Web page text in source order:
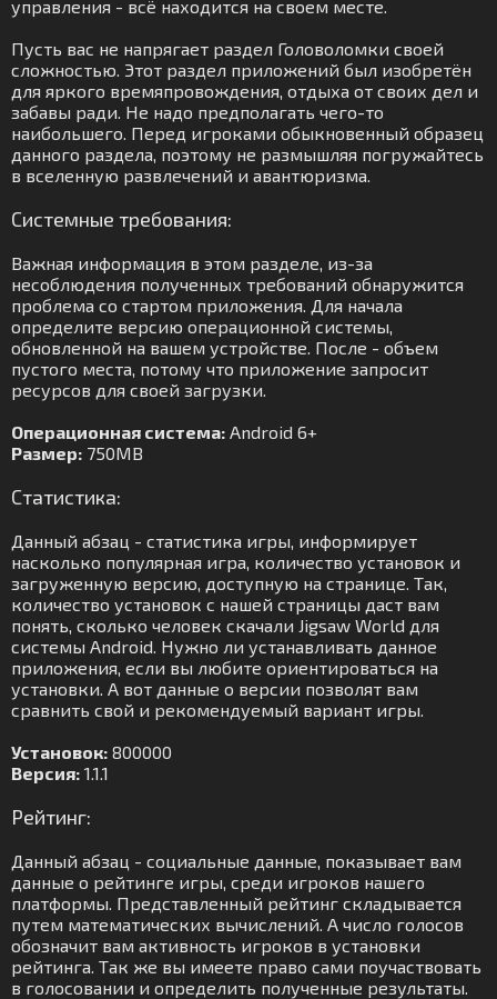
управления - всё находится на своем месте.
Пусть вас не напрягает раздел Головоломки своей
сложностью. Этот раздел приложений был изобретён
для яркого времяпровождения, отдыха от своих дел и
забавы ради. Не надо предполагать чего-то
наибольшего. Перед игроками обыкновенный образец
данного раздела, поэтому не размышляя погружайтесь
в вселенную развлечений и авантюризма.
Системные требования:
Важная информация в этом разделе, из-за
несоблюдения полученных требований обнаружится
проблема со стартом приложения. Для начала
определите версию операционной системы,
обновленной на вашем устройстве. После - объем
пустого места, потому что приложение запросит
ресурсов для своей загрузки.
Операционная система: Android 6+
Размер: 750MB
Статистика:
Данный абзац - статистика игры, информирует
насколько популярная игра, количество установок и
загруженную версию, доступную на странице. Так,
количество установок с нашей страницы даст вам
понять, сколько человек скачали Jigsaw World для
системы Android. Нужно ли устанавливать данное
приложения, если вы любите ориентироваться на
установки. А вот данные о версии позволят вам
сравнить свой и рекомендуемый вариант игры.
Установок: 800000
Версия: 1.1.1
Рейтинг:
Данный абзац - социальные данные, показывает вам
данные о рейтинге игры, среди игроков нашего
платформы. Представленный рейтинг складывается
путем математических вычислений. А число голосов
обозначит вам активность игроков в установки
рейтинга. Так же вы имеете право сами поучаствовать
в голосовании и определить полученные результаты.